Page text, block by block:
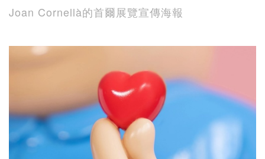
Joan Cornellà的首爾展覽宣傳海報